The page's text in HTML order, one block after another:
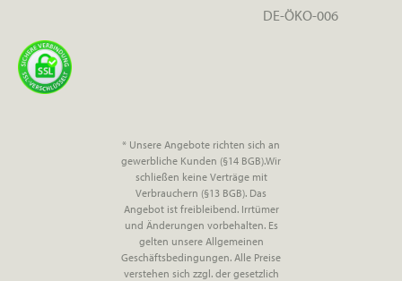
DE-ÖKO-006
* Unsere Angebote richten sich an
gewerbliche Kunden (§14 BGB).Wir
schließen keine Verträge mit
Verbrauchern (§13 BGB). Das
Angebot ist freibleibend. Irrtümer
und Änderungen vorbehalten. Es
gelten unsere Allgemeinen
Geschäftsbedingungen. Alle Preise
verstehen sich zzgl. der gesetzlich